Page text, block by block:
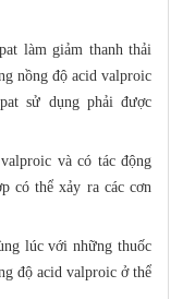
làm giảm thanh thải
nồng độ acid valproic
sử dụng phải được
và có tác động
có thể xảy ra các cơn
lúc với những thuốc
độ acid valproic ở thể